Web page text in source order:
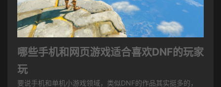
哪些手机和网页游戏适合喜欢DNF的玩家
玩
要说手机和单机小游戏领域，类似DNF的作品其实挺多的，